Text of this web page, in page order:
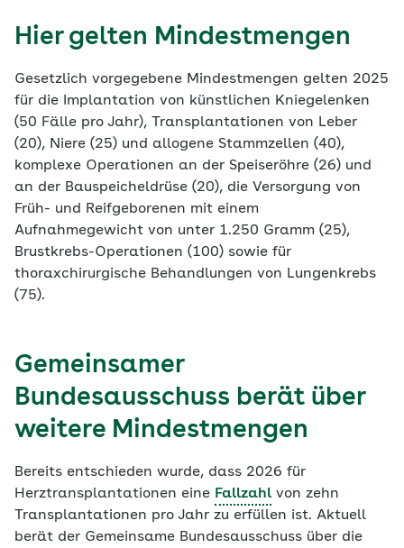
Hier gelten Mindestmengen
Gesetzlich vorgegebene Mindestmengen gelten 2025
für die Implantation von künstlichen Kniegelenken
(50 Fälle pro Jahr), Transplantationen von Leber
(20), Niere (25) und allogene Stammzellen (40),
komplexe Operationen an der Speiseröhre (26) und
an der Bauspeicheldrüse (20), die Versorgung von
Früh- und Reifgeborenen mit einem
Aufnahmegewicht von unter 1.250 Gramm (25),
Brustkrebs-Operationen (100) sowie für
thoraxchirurgische Behandlungen von Lungenkrebs
(75).
Gemeinsamer
Bundesausschuss berät über
weitere Mindestmengen
Bereits entschieden wurde, dass 2026 für
Herztransplantationen eine Fallzahl von zehn
Transplantationen pro Jahr zu erfüllen ist. Aktuell
berät der Gemeinsame Bundesausschuss über die